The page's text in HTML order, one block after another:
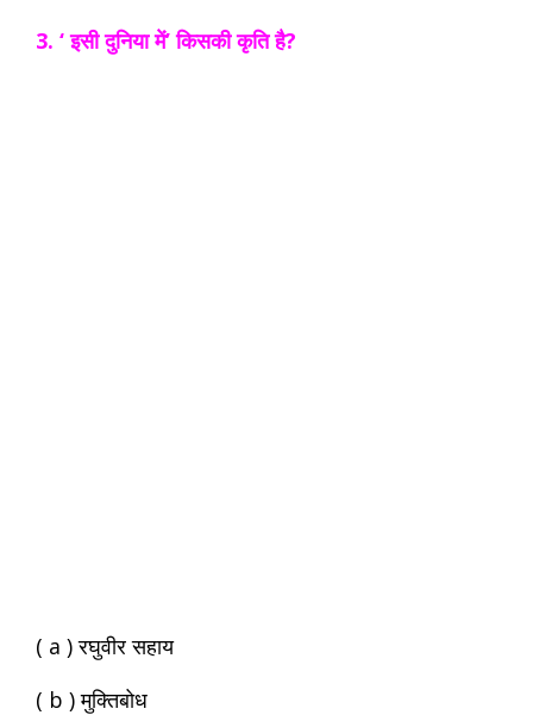
3. ‘ इसी दुनिया में’ किसकी कृति है?
( a ) रघुवीर सहाय
( b ) मुक्तिबोध